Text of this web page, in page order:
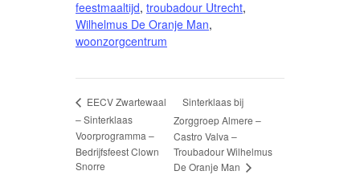
feestmaaltijd, troubadour Utrecht,
Wilhelmus De Oranje Man,
woonzorgcentrum
EECV Zwartewaal
– Sinterklaas
Voorprogramma –
Bedrijfsfeest Clown
Snorre
Sinterklaas bij
Zorggroep Almere –
Castro Valva –
Troubadour Wilhelmus
De Oranje Man